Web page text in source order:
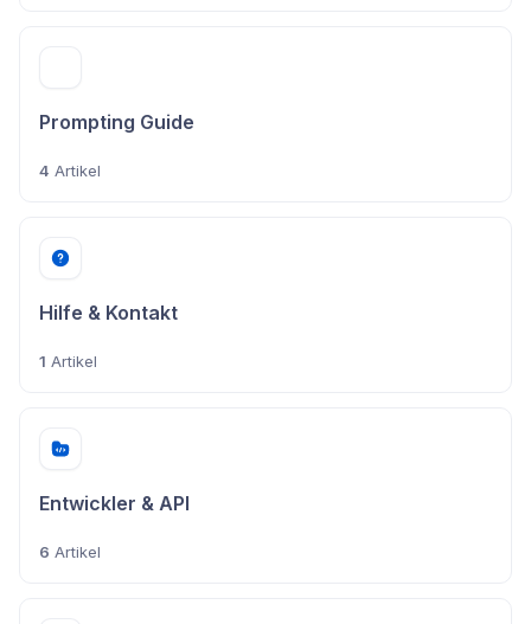
Prompting Guide
4 Artikel
Hilfe & Kontakt
1 Artikel
Entwickler & API
6 Artikel